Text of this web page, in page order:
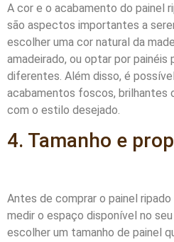
A cor e o acabamento do painel
são aspectos importantes a
escolher uma cor natural da
amadeirado, ou optar por painéis
diferentes. Além disso, é
acabamentos foscos, brilhantes
com o estilo desejado.
4. Tamanho e
Antes de comprar o painel ripado
medir o espaço disponível no
escolher um tamanho de painel